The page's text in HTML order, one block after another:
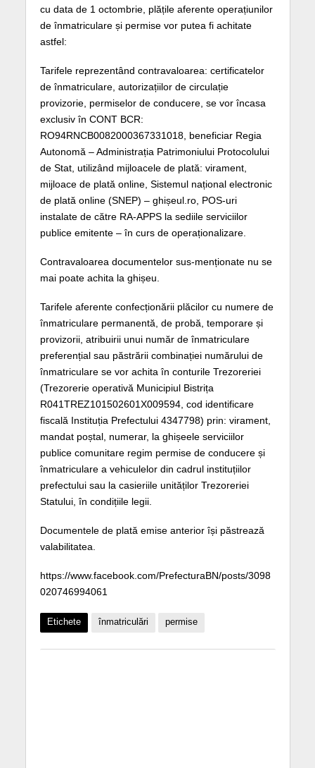
cu data de 1 octombrie, plățile aferente operațiunilor
de înmatriculare și permise vor putea fi achitate
astfel:
Tarifele reprezentând contravaloarea: certificatelor
de înmatriculare, autorizațiilor de circulație
provizorie, permiselor de conducere, se vor încasa
exclusiv în CONT BCR:
RO94RNCB0082000367331018, beneficiar Regia
Autonomă – Administrația Patrimoniului Protocolului
de Stat, utilizând mijloacele de plată: virament,
mijloace de plată online, Sistemul național electronic
de plată online (SNEP) – ghișeul.ro, POS-uri
instalate de către RA-APPS la sediile serviciilor
publice emitente – în curs de operaționalizare.
Contravaloarea documentelor sus-menționate nu se
mai poate achita la ghișeu.
Tarifele aferente confecționării plăcilor cu numere de
înmatriculare permanentă, de probă, temporare și
provizorii, atribuirii unui număr de înmatriculare
preferențial sau păstrării combinației numărului de
înmatriculare se vor achita în conturile Trezoreriei
(Trezorerie operativă Municipiul Bistrița
R041TREZ101502601X009594, cod identificare
fiscală Instituția Prefectului 4347798) prin: virament,
mandat poștal, numerar, la ghișeele serviciilor
publice comunitare regim permise de conducere și
înmatriculare a vehiculelor din cadrul instituțiilor
prefectului sau la casieriile unităților Trezoreriei
Statului, în condițiile legii.
Documentele de plată emise anterior își păstrează
valabilitatea.
https://www.facebook.com/PrefecturaBN/posts/3098
020746994061
Etichete înmatriculări permise